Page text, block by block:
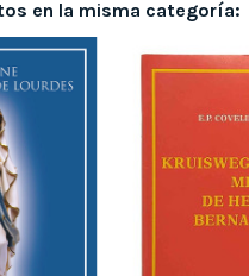
en la misma categoría: